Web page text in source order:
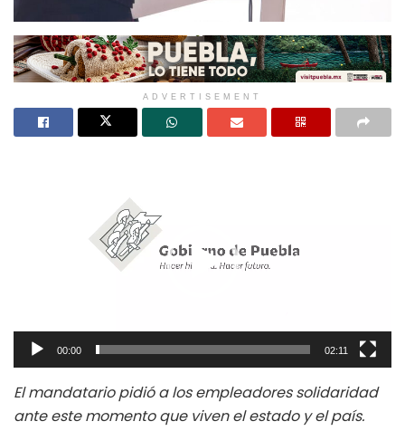
ADVERTISEMENT
00:00 02:11
El mandatario pidió a los empleadores solidaridad
ante este momento que viven el estado y el país.